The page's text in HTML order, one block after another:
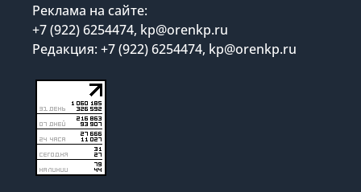
Реклама на сайте:
+7 (922) 6254474, kp@orenkp.ru
Редакция: +7 (922) 6254474, kp@orenkp.ru